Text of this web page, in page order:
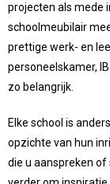
projecten als mede
schoolmeubilair
prettige werk- en
personeelskamer,
zo belangrijk.
Elke school is
opzichte van hun
die u aanspreken of